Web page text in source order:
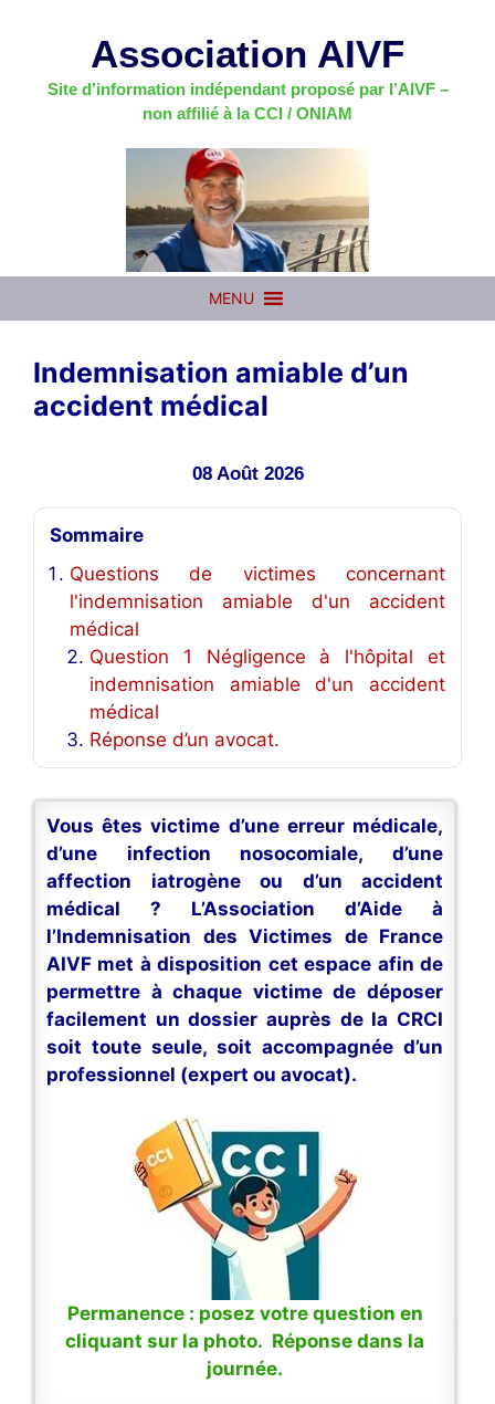
Association AIVF
Site d’information indépendant proposé par l’AIVF –
non affilié à la CCI / ONIAM
MENU
Indemnisation amiable d’un
accident médical
08 Août 2026
Sommaire
Questions de victimes concernant
l'indemnisation amiable d'un accident
médical
Question 1 Négligence à l'hôpital et
indemnisation amiable d'un accident
médical
Réponse d’un avocat.
Vous êtes victime d’une erreur médicale,
d’une infection nosocomiale, d’une
affection iatrogène ou d’un accident
médical ? L’Association d’Aide à
l’Indemnisation des Victimes de France
AIVF met à disposition cet espace afin de
permettre à chaque victime de déposer
facilement un dossier auprès de la CRCI
soit toute seule, soit accompagnée d’un
professionnel (expert ou avocat).
Permanence : posez votre question en
cliquant sur la photo. Réponse dans la
journée.